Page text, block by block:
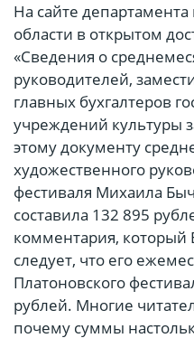
На сайте
области в открытом
«Сведения о
руководителей,
главных бухгалтеров
учреждений культуры
этому документу
художественного
фестиваля Михаила
составила 132 895
комментария, который
следует, что его
Платоновского
рублей. Многие
почему суммы